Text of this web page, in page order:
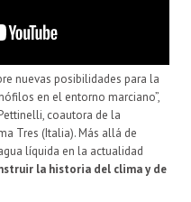
nuevas posibilidades para la
en el entorno marciano”,
coautora de la
Tres (Italia). Más allá de
líquida en la actualidad
la historia del clima y de